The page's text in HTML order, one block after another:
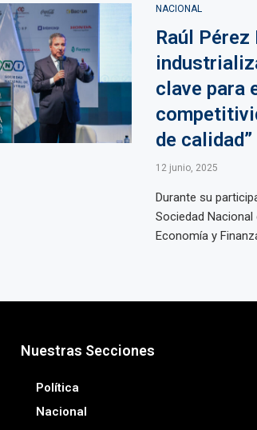
NACIONAL
Raúl Pérez
clave para
de calidad”
12 junio, 2025
Durante su
Sociedad
Economía y
Nuestras Secciones
Política
Nacional